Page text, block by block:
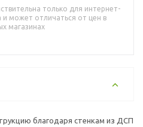
только для интернет-
и может отличаться от цен в
магазинах
благодаря стенкам из ДСП